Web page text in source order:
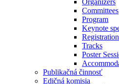
Organizers
Committees
Program
Keynote
Tracks
Poster
Publikačná činnosť
Edičná komisia